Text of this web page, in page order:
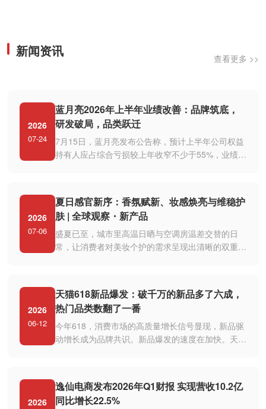
新闻资讯 查看更多 >>
2026
07-24
蓝月亮2026年上半年业绩改善：品牌筑底，
研发破局，品类跃迁
7月15日，蓝月亮发布公告称，预计上半年公司权益
持有人应占综合亏损较上年收窄不少于55%，业绩改
2026
07-06
夏日感官新序：香氛赋新、妆感焕亮与维稳护
肤 | 全球观察・新产品
盛夏已至，城市里高温日晒与空调房温差交替的日
常，让消费者对美妆个护的需求呈现出清晰的双重导
2026
06-12
天猫618新品爆发：破千万的新品多了六成，
热门品类数翻了一番
今年618，消费市场的高质量增长信号显现，新品驱
动增长成为品牌共识。新品爆发的速度在加快。天猫
2026
逸仙电商发布2026年Q1财报 实现营收10.2亿
同比增长22.5%